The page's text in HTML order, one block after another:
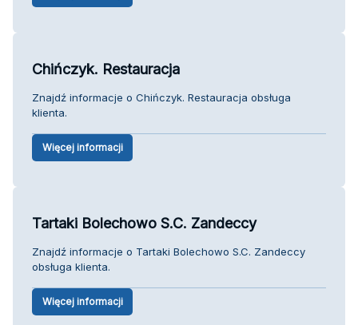
Chińczyk. Restauracja
Znajdź informacje o Chińczyk. Restauracja obsługa
klienta.
Więcej informacji
Tartaki Bolechowo S.C. Zandeccy
Znajdź informacje o Tartaki Bolechowo S.C. Zandeccy
obsługa klienta.
Więcej informacji